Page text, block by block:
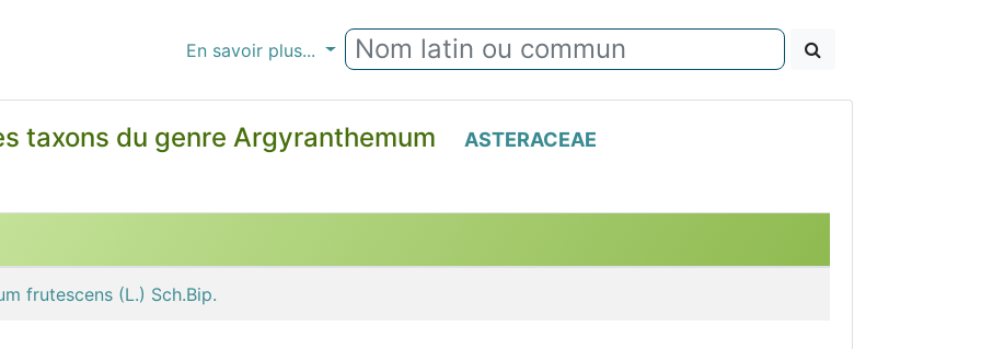
En savoir plus...
taxons du genre Argyranthemum ASTERACEAE
frutescens (L.) Sch.Bip.